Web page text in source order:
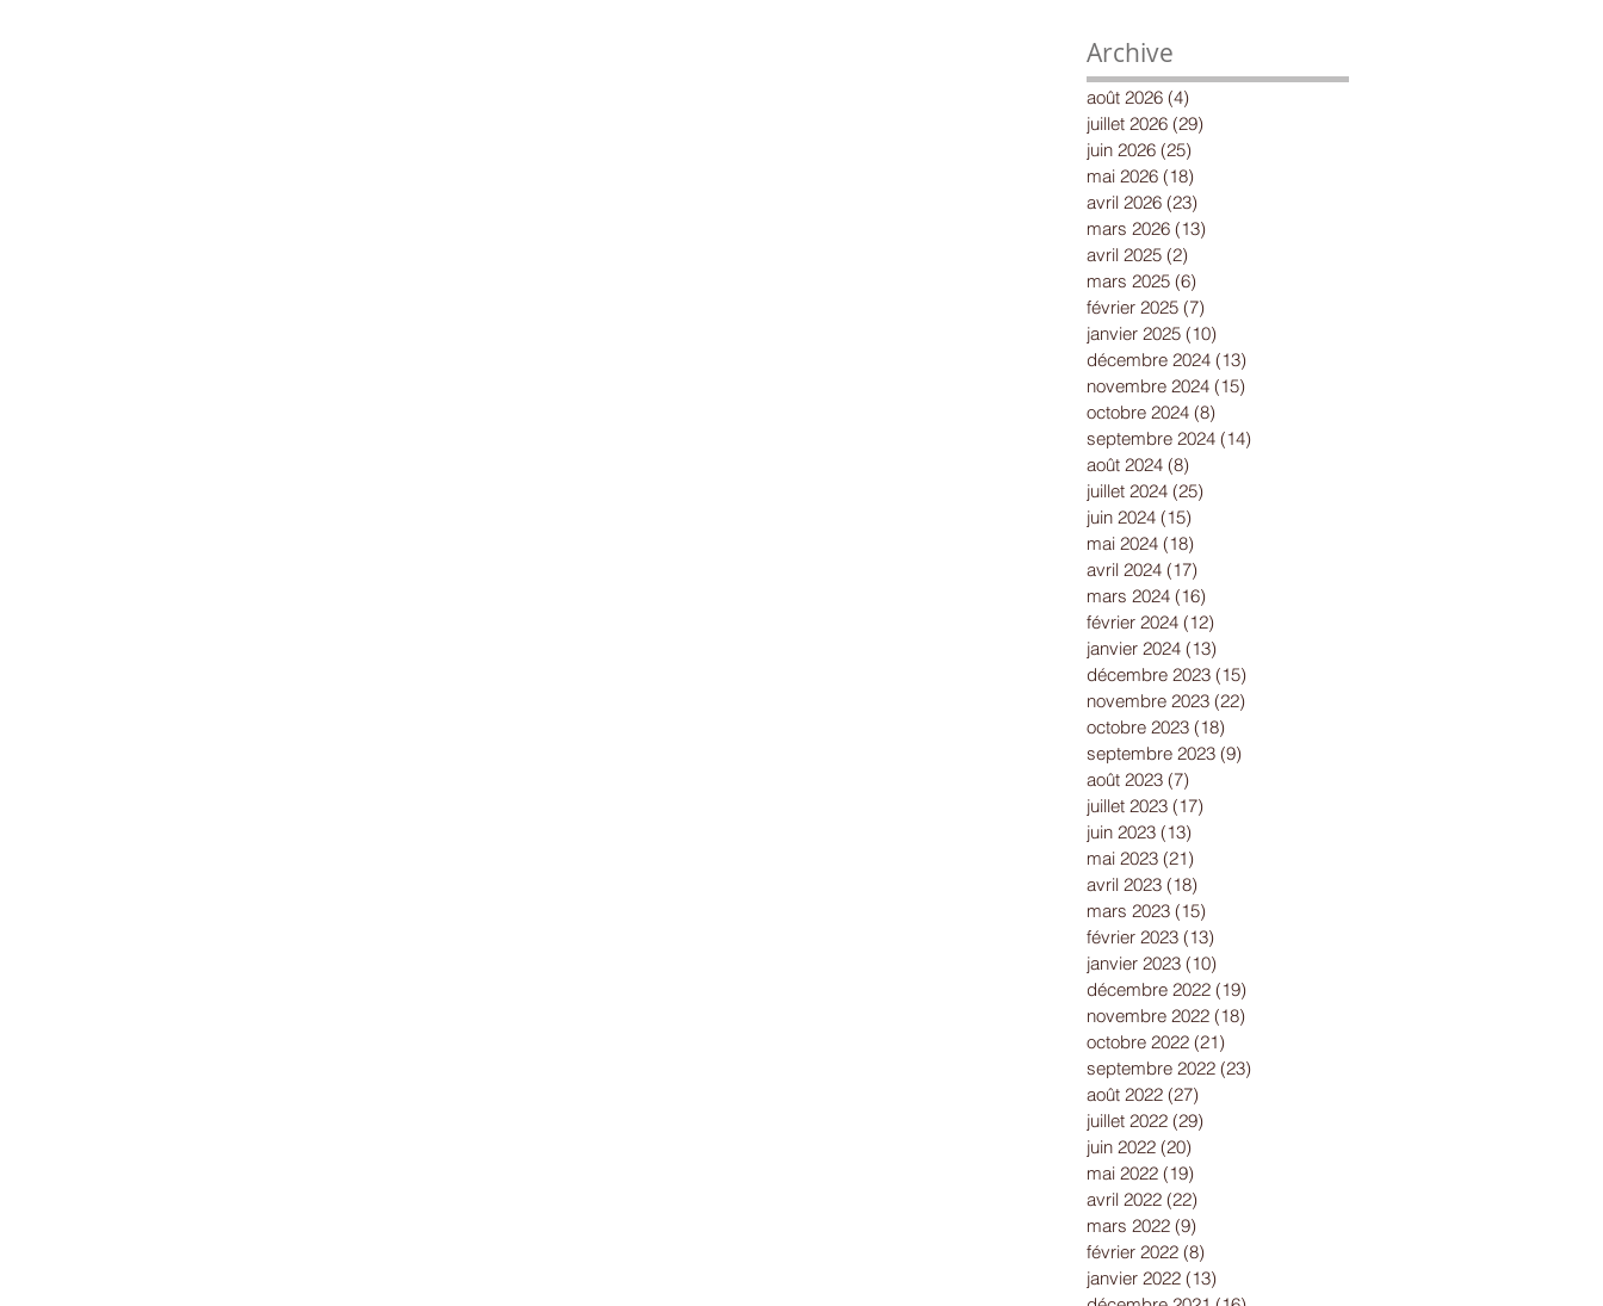
Archive
août 2026 (4)
juillet 2026 (29)
juin 2026 (25)
mai 2026 (18)
avril 2026 (23)
mars 2026 (13)
avril 2025 (2)
mars 2025 (6)
février 2025 (7)
janvier 2025 (10)
décembre 2024 (13)
novembre 2024 (15)
octobre 2024 (8)
septembre 2024 (14)
août 2024 (8)
juillet 2024 (25)
juin 2024 (15)
mai 2024 (18)
avril 2024 (17)
mars 2024 (16)
février 2024 (12)
janvier 2024 (13)
décembre 2023 (15)
novembre 2023 (22)
octobre 2023 (18)
septembre 2023 (9)
août 2023 (7)
juillet 2023 (17)
juin 2023 (13)
mai 2023 (21)
avril 2023 (18)
mars 2023 (15)
février 2023 (13)
janvier 2023 (10)
décembre 2022 (19)
novembre 2022 (18)
octobre 2022 (21)
septembre 2022 (23)
août 2022 (27)
juillet 2022 (29)
juin 2022 (20)
mai 2022 (19)
avril 2022 (22)
mars 2022 (9)
février 2022 (8)
janvier 2022 (13)